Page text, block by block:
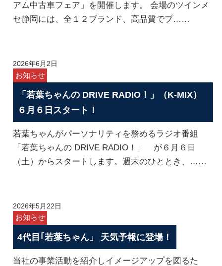
アム中古車フェア」を開催します。 会場のツインメ
セ静岡には、全１２ブランド、高品質でプ……
2026年6月2日
お知らせ
「若葉ちゃんの DRIVE RADIO！」（K-MIX）
６月６日スタート！
若葉ちゃんがパーソナリティを務めるラジオ番組
「若葉ちゃんの DRIVE RADIO！」 が６月６日
（土）からスタートします。週末のひととき、……
2026年5月22日
お知らせ
4代目｢若葉ちゃん」 天気予報に登場！
当社の事業活動を紹介しイメージアップを図るた